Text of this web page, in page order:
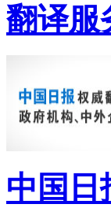
翻译服
中国日